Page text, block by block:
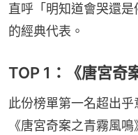
直呼「明知道會哭還
的經典代表。
TOP 1：《唐宮奇
此份榜單第一名超出
《唐宮奇案之青霧風